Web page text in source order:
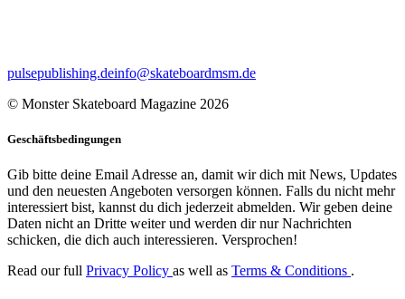
pulsepublishing.deinfo@skateboardmsm.de
© Monster Skateboard Magazine 2026
Geschäftsbedingungen
Gib bitte deine Email Adresse an, damit wir dich mit News, Updates
und den neuesten Angeboten versorgen können. Falls du nicht mehr
interessiert bist, kannst du dich jederzeit abmelden. Wir geben deine
Daten nicht an Dritte weiter und werden dir nur Nachrichten
schicken, die dich auch interessieren. Versprochen!
Read our full Privacy Policy as well as Terms & Conditions .